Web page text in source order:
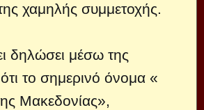
χαμηλής συμμετοχής.
δηλώσει μέσω της
το σημερινό όνομα «
Μακεδονίας»,